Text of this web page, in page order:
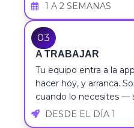
1 A 2 SEMANAS
03
A TRABAJAR
Tu equipo entra a la
hacer hoy, y arranca.
cuando lo necesites —
DESDE EL DÍA 1